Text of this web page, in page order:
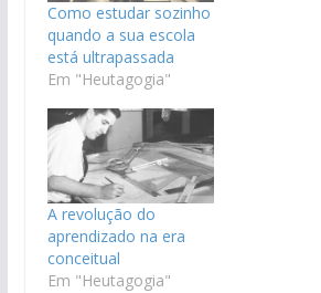
Como estudar sozinho
quando a sua escola
está ultrapassada
Em "Heutagogia"
A revolução do
aprendizado na era
conceitual
Em "Heutagogia"